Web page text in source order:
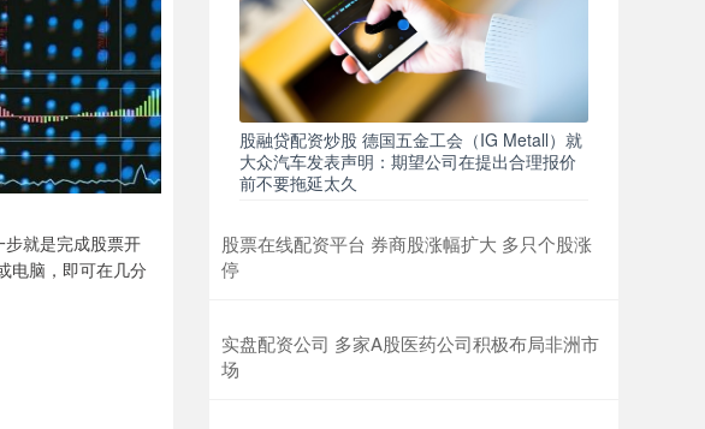
就是完成股票开
电脑，即可在几分
股融贷配资炒股 德国五金工会（IG Metall）就
大众汽车发表声明：期望公司在提出合理报价
前不要拖延太久
股票在线配资平台 券商股涨幅扩大 多只个股涨
停
实盘配资公司 多家A股医药公司积极布局非洲市
场